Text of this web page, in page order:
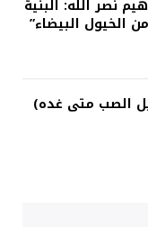
نصر الله: البنية
الخيول البيضاء”
الصب متى غده)